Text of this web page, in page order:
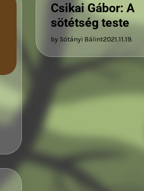
Csikai Gábor: A
sötétség teste
by Sótányi Bálint2021.11.19.